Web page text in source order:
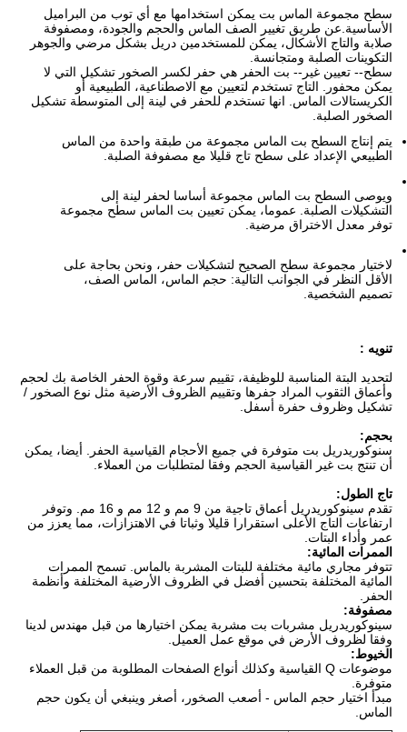
سطح مجموعة الماس بت يمكن استخدامها مع أي توب من البراميل
الأساسية.عن طريق تغيير الصف الماس والحجم والجودة، ومصفوفة
صلابة والتاج الأشكال، يمكن للمستخدمين دريل بشكل مرضي والجوهر
التكوينات الصلبة ومتجانسة.
سطح-- تعيين غير-- بت الحفر هي حفر لكسر الصخور تشكيل التي لا
يمكن محفور.
التاج تستخدم لتعيين مع الاصطناعية، الطبيعية أو
الكريستالات الماس.
انها تستخدم للحفر في لينة إلى المتوسطة تشكيل
الصخور الصلبة.
يتم إنتاج السطح بت الماس مجموعة من طبقة واحدة من الماس
الطبيعي الإعداد على سطح تاج قليلا مع مصفوفة الصلبة.
ويوصى السطح بت الماس مجموعة أساسا لحفر لينة إلى
التشكيلات الصلبة.
عموما، يمكن تعيين بت الماس سطح مجموعة
توفر معدل الاختراق مرضية.
لاختيار مجموعة سطح الصحيح لتشكيلات حفر، ونحن بحاجة على
الأقل النظر في الجوانب التالية: حجم الماس، الماس الصف،
تصميم الشخصية.
تنويه :
لتحديد البتة المناسبة للوظيفة، تقييم سرعة وقوة الحفر الخاصة بك لحجم
وأعماق الثقوب المراد حفرها وتقييم الظروف الأرضية مثل نوع الصخور /
تشكيل وظروف حفرة أسفل.
بحجم:
سنوكوريدريل بت متوفرة في جميع الأحجام القياسية الحفر.
أيضا، يمكن
أن تنتج بت غير القياسية الحجم وفقا لمتطلبات من العملاء.
تاج الطول:
تقدم سينوكوريدريل أعماق تاجية من 9 مم و 12 مم و 16 مم. وتوفر
ارتفاعات التاج الأعلى استقرارا قليلا وثباتا في الاهتزازات، مما يعزز من
عمر وأداء البتات.
الممرات المائية:
تتوفر مجاري مائية مختلفة للبتات المشربة بالماس. تسمح الممرات
المائية المختلفة بتحسين أفضل في الظروف الأرضية المختلفة وأنظمة
الحفر.
مصفوفة:
سينوكوريدريل مشربات بت مشربة يمكن اختيارها من قبل مهندس لدينا
وفقا لظروف الأرض في موقع عمل العميل.
الخيوط:
موضوعات Q القياسية وكذلك أنواع الصفحات المطلوبة من قبل العملاء
متوفرة.
مبدأ اختيار حجم الماس - أصعب الصخور، أصغر وينبغي أن يكون حجم
الماس.